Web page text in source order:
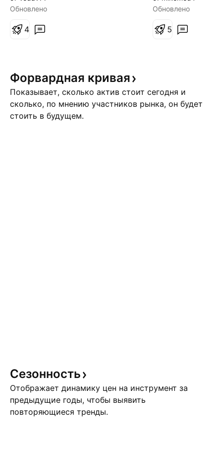
голова и плечи 2.Восходящий
95-98-100
Обновлено
4
маркетмейкера.
дистрибуция.
немного слабее.
Обновлено
5
Форвардная кривая
Показывает, сколько актив стоит сегодня и
сколько, по мнению участников рынка, он будет
стоить в будущем.
Сезонность
Отображает динамику цен на инструмент за
предыдущие годы, чтобы выявить
повторяющиеся тренды.